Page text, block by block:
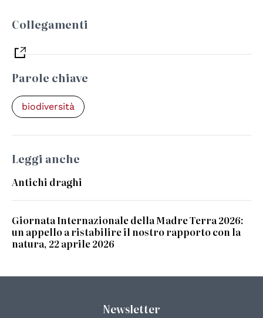
Collegamenti
Parole chiave
biodiversità
Leggi anche
Antichi draghi
Giornata Internazionale della Madre Terra 2026:
un appello a ristabilire il nostro rapporto con la
natura, 22 aprile 2026
Newsletter